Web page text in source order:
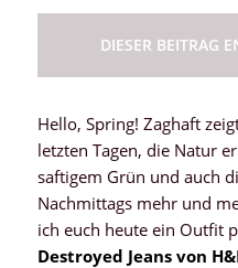
DIESER BEITRAG
Hello, Spring! Zaghaft
letzten Tagen, die Natur
saftigem Grün und auch
Nachmittags mehr und
ich euch heute ein Outfit
Destroyed Jeans von